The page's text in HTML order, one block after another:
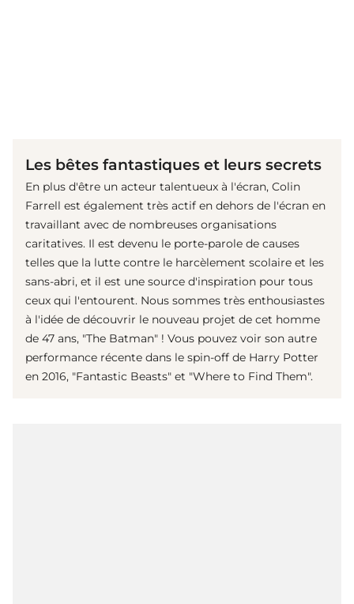
Les bêtes fantastiques et leurs secrets
En plus d'être un acteur talentueux à l'écran, Colin
Farrell est également très actif en dehors de l'écran en
travaillant avec de nombreuses organisations
caritatives. Il est devenu le porte-parole de causes
telles que la lutte contre le harcèlement scolaire et les
sans-abri, et il est une source d'inspiration pour tous
ceux qui l'entourent. Nous sommes très enthousiastes
à l'idée de découvrir le nouveau projet de cet homme
de 47 ans, "The Batman" ! Vous pouvez voir son autre
performance récente dans le spin-off de Harry Potter
en 2016, "Fantastic Beasts" et "Where to Find Them".